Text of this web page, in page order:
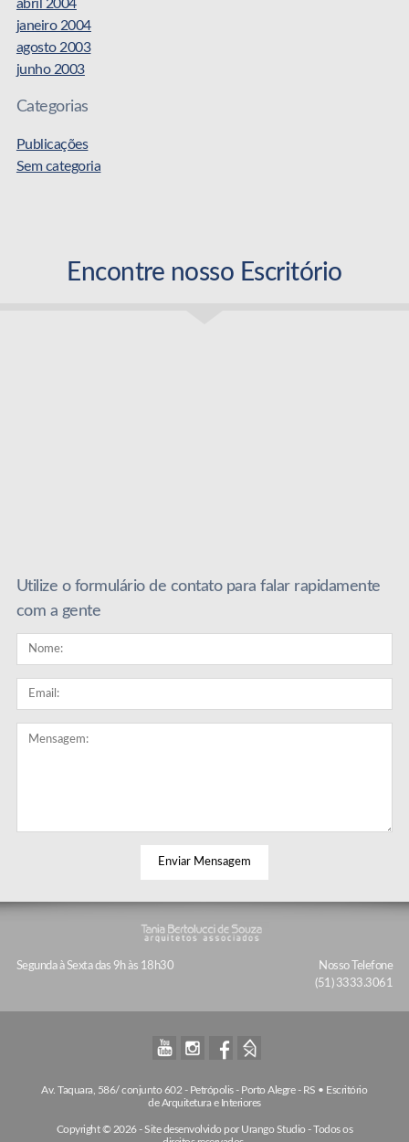
abril 2004
janeiro 2004
agosto 2003
junho 2003
Categorias
Publicações
Sem categoria
Encontre nosso Escritório
Utilize o formulário de contato para falar rapidamente
com a gente
Segunda à Sexta das 9h às 18h30
Nosso Telefone
(51) 3333.3061
YoutubeInstagramFacebook
Av. Taquara, 586/ conjunto 602 - Petrópolis - Porto Alegre - RS • Escritório
de Arquitetura e Interiores
Copyright © 2026 - Site desenvolvido por Urango Studio - Todos os